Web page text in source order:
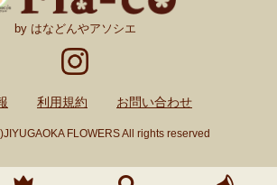
by はなどんやアソシエ
利用規約 お問い合わせ
FLOWERS All rights reserved